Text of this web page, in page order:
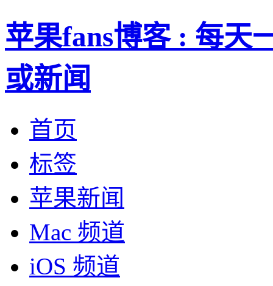
苹果fans博客 : 每天
或新闻
首页
标签
苹果新闻
Mac 频道
iOS 频道